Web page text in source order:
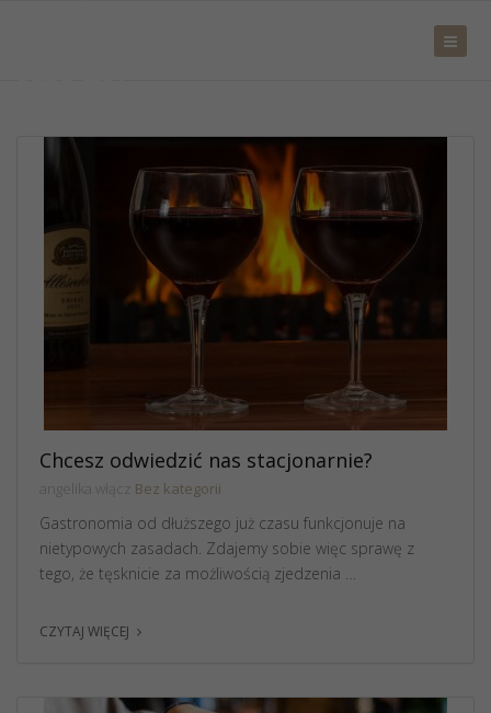
Chcesz odwiedzić nas stacjonarnie?
angelika włącz Bez kategorii
Gastronomia od dłuższego już czasu funkcjonuje na
nietypowych zasadach. Zdajemy sobie więc sprawę z
tego, że tęsknicie za możliwością zjedzenia …
CZYTAJ WIĘCEJ